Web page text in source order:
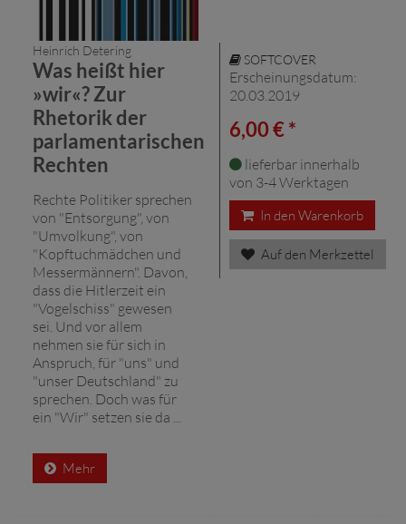
Heinrich Detering
Was heißt hier
»wir«? Zur
Rhetorik der
parlamentarischen
Rechten
Rechte Politiker sprechen
von "Entsorgung", von
"Umvolkung", von
"Kopftuchmädchen und
Messermännern". Davon,
dass die Hitlerzeit ein
"Vogelschiss" gewesen
sei. Und vor allem
nehmen sie für sich in
Anspruch, für "uns" und
"unser Deutschland" zu
sprechen. Doch was für
ein "Wir" setzen sie da ...
Mehr
SOFTCOVER
Erscheinungsdatum:
20.03.2019
6,00 € *
lieferbar innerhalb
von 3-4 Werktagen
In den Warenkorb
Auf den Merkzettel